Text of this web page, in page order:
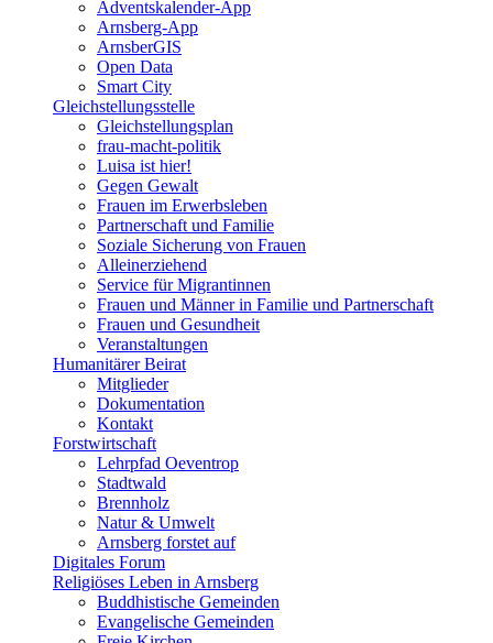
Adventskalender-App
Arnsberg-App
ArnsberGIS
Open Data
Smart City
Gleichstellungsstelle
Gleichstellungsplan
frau-macht-politik
Luisa ist hier!
Gegen Gewalt
Frauen im Erwerbsleben
Partnerschaft und Familie
Soziale Sicherung von Frauen
Alleinerziehend
Service für Migrantinnen
Frauen und Männer in Familie und Partnerschaft
Frauen und Gesundheit
Veranstaltungen
Humanitärer Beirat
Mitglieder
Dokumentation
Kontakt
Forstwirtschaft
Lehrpfad Oeventrop
Stadtwald
Brennholz
Natur & Umwelt
Arnsberg forstet auf
Digitales Forum
Religiöses Leben in Arnsberg
Buddhistische Gemeinden
Evangelische Gemeinden